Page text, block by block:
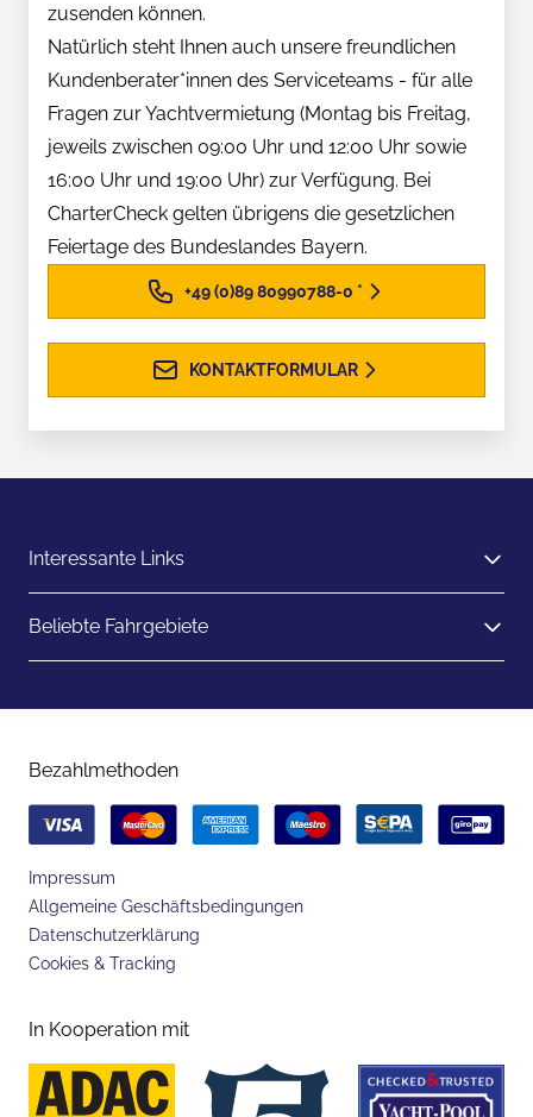
zusenden können.
Natürlich steht Ihnen auch unsere freundlichen
Kundenberater*innen des Serviceteams - für alle
Fragen zur Yachtvermietung (Montag bis Freitag,
jeweils zwischen 09:00 Uhr und 12:00 Uhr sowie
16:00 Uhr und 19:00 Uhr) zur Verfügung. Bei
CharterCheck gelten übrigens die gesetzlichen
Feiertage des Bundeslandes Bayern.
+49 (0)89 80990788-0 *
KONTAKTFORMULAR
Interessante Links
Beliebte Fahrgebiete
Bezahlmethoden
Impressum
Allgemeine Geschäftsbedingungen
Datenschutzerklärung
Cookies & Tracking
In Kooperation mit